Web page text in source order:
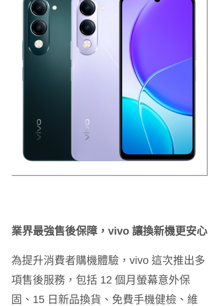
業界最強售後保障，vivo 讓換新機更安心
為提升消費者購機體驗，vivo 這次推出多
項售後服務，包括 12 個月螢幕意外保
固、15 日新品換貨、免費手機健檢、維